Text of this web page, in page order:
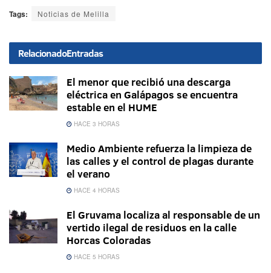
Tags: Noticias de Melilla
RelacionadoEntradas
El menor que recibió una descarga
eléctrica en Galápagos se encuentra
estable en el HUME
HACE 3 HORAS
Medio Ambiente refuerza la limpieza de
las calles y el control de plagas durante
el verano
HACE 4 HORAS
El Gruvama localiza al responsable de un
vertido ilegal de residuos en la calle
Horcas Coloradas
HACE 5 HORAS